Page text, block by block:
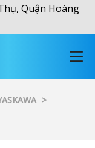
Quận Hoàng
>